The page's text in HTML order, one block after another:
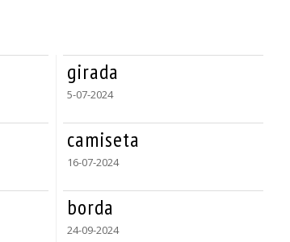
girada
5-07-2024
camiseta
16-07-2024
borda
24-09-2024